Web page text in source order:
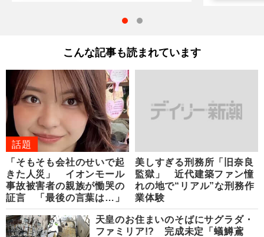
こんな記事も読まれています
話題
「そもそも会社のせいで起
きた人災」 イオンモール
事故被害者の親族が慟哭の
証言 「最後の言葉は…」
美しすぎる刑務所「旧奈良
監獄」 近代建築ファン憧
れの地で“リアル”な刑務作
業体験
天皇のお住まいのそばにサグラダ・
ファミリア!? 完成未定「蟻鱒鳶